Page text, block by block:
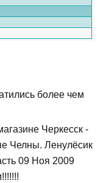
более чем
Черкесск -
Челны. Ленулёсик
09 Ноя 2009